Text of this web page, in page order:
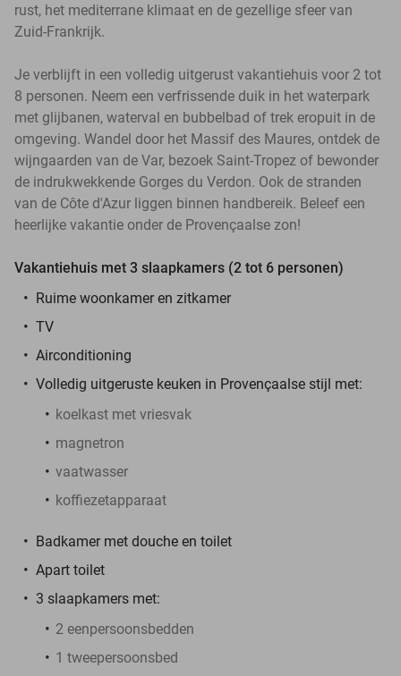
rust, het mediterrane klimaat en de gezellige sfeer van
Zuid-Frankrijk.
Je verblijft in een volledig uitgerust vakantiehuis voor 2 tot
8 personen. Neem een verfrissende duik in het waterpark
met glijbanen, waterval en bubbelbad of trek eropuit in de
omgeving. Wandel door het Massif des Maures, ontdek de
wijngaarden van de Var, bezoek Saint-Tropez of bewonder
de indrukwekkende Gorges du Verdon. Ook de stranden
van de Côte d'Azur liggen binnen handbereik. Beleef een
heerlijke vakantie onder de Provençaalse zon!
Vakantiehuis met 3 slaapkamers (2 tot 6 personen)
Ruime woonkamer en zitkamer
TV
Airconditioning
Volledig uitgeruste keuken in Provençaalse stijl met:
koelkast met vriesvak
magnetron
vaatwasser
koffiezetapparaat
Badkamer met douche en toilet
Apart toilet
3 slaapkamers met:
2 eenpersoonsbedden
1 tweepersoonsbed